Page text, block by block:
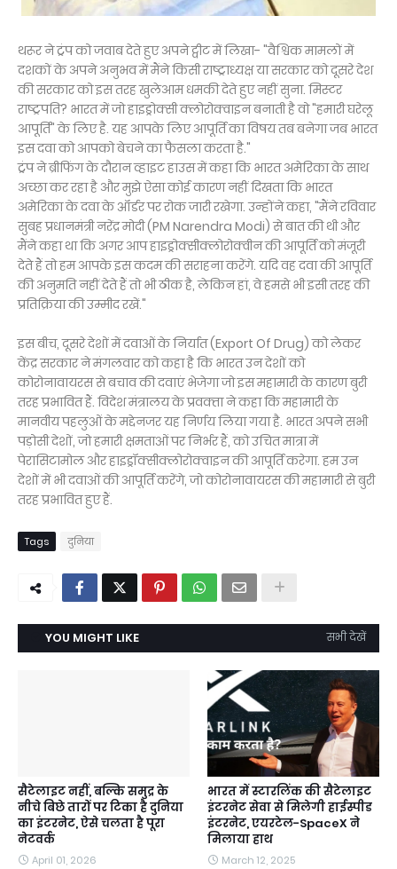
थरूर ने ट्रंप को जवाब देते हुए अपने ट्वीट में लिखा- "वैश्विक मामलों में
दशकों के अपने अनुभव में मैंने किसी राष्ट्राध्यक्ष या सरकार को दूसरे देश
की सरकार को इस तरह खुलेआम धमकी देते हुए नहीं सुना. मिस्टर
राष्ट्रपति? भारत में जो हाइड्रोक्सी क्लोरोक्वाइन बनाती है वो "हमारी घरेलू
आपूर्ति" के लिए है. यह आपके लिए आपूर्ति का विषय तब बनेगा जब भारत
इस दवा को आपको बेचने का फैसला करता है."
ट्रंप ने ब्रीफिंग के दौरान व्हाइट हाउस में कहा कि भारत अमेरिका के साथ
अच्छा कर रहा है और मुझे ऐसा कोई कारण नहीं दिखता कि भारत
अमेरिका के दवा के ऑर्डर पर रोक जारी रखेगा. उन्होंने कहा, "मैंने रविवार
सुबह प्रधानमंत्री नरेंद्र मोदी (PM Narendra Modi) से बात की थी और
मैंने कहा था कि अगर आप हाइड्रोक्सीक्लोरोक्वीन की आपूर्ति को मंजूरी
देते हैं तो हम आपके इस कदम की सराहना करेंगे. यदि वह दवा की आपूर्ति
की अनुमति नहीं देते हैं तो भी ठीक है, लेकिन हां, वे हमसे भी इसी तरह की
प्रतिक्रिया की उम्मीद रखें."
इस बीच, दूसरे देशों में दवाओं के निर्यात (Export Of Drug) को लेकर
केंद्र सरकार ने मंगलवार को कहा है कि भारत उन देशों को
कोरोनावायरस से बचाव की दवाएं भेजेगा जो इस महामारी के कारण बुरी
तर‍ह प्रभावित हैं. विदेश मंत्रालय के प्रवक्‍ता ने कहा कि महामारी के
मानवीय पहलुओं के मद्देनजर यह निर्णय लिया गया है. भारत अपने सभी
पड़ोसी देशों, जो हमारी क्षमताओं पर निर्भर हैं, को उचित मात्रा में
पेरासिटामोल और हाइड्रॉक्सीक्लोरोक्वाइन की आपूर्ति करेगा. हम उन
देशों में भी दवाओं की आपूर्ति करेंगे, जो कोरोनावायरस की महामारी से बुरी
तरह प्रभावित हुए हैं.
Tags दुनिया
YOU MIGHT LIKE सभी देखें
सैटेलाइट नहीं, बल्कि समुद्र के
नीचे बिछे तारों पर टिका है दुनिया
का इंटरनेट, ऐसे चलता है पूरा
नेटवर्क
April 01, 2026
भारत में स्टारलिंक की सैटेलाइट
इंटरनेट सेवा से मिलेगी हाईस्पीड
इंटरनेट, एयरटेल-SpaceX ने
मिलाया हाथ
March 12, 2025